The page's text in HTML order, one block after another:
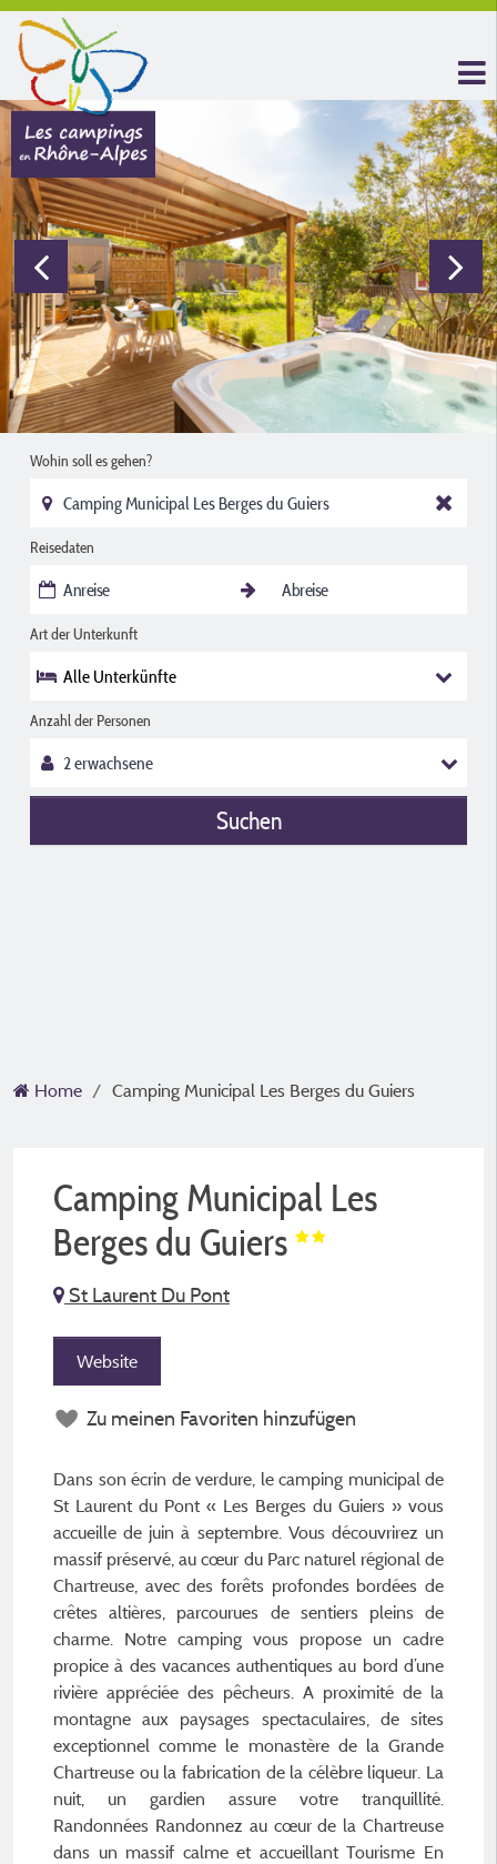
Wohin soll es gehen?
Reisedaten
Art der Unterkunft
Alle Unterkünfte
Anzahl der Personen
Suchen
Home Camping Municipal Les Berges du Guiers
Camping Municipal Les
Berges du Guiers
St Laurent Du Pont
Website
Zu meinen Favoriten hinzufügen
Dans son écrin de verdure, le camping municipal de
St Laurent du Pont « Les Berges du Guiers » vous
accueille de juin à septembre. Vous découvrirez un
massif préservé, au cœur du Parc naturel régional de
Chartreuse, avec des forêts profondes bordées de
crêtes altières, parcourues de sentiers pleins de
charme. Notre camping vous propose un cadre
propice à des vacances authentiques au bord d’une
rivière appréciée des pêcheurs. A proximité de la
montagne aux paysages spectaculaires, de sites
exceptionnel comme le monastère de la Grande
Chartreuse ou la fabrication de la célèbre liqueur. La
nuit, un gardien assure votre tranquillité.
Randonnées Randonnez au cœur de la Chartreuse
dans un massif calme et accueillant Tourisme En